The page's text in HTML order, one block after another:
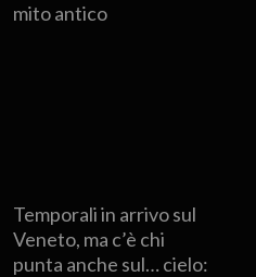
mito antico
Temporali in arrivo sul
Veneto, ma c’è chi
punta anche sul… cielo: